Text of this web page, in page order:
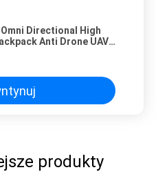
Directional High
Anti Drone UAV
produkty